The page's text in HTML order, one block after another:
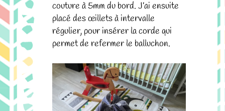
couture à 5mm du bord. J’ai ensuite
placé des œillets à intervalle
régulier, pour insérer la corde qui
permet de refermer le balluchon.